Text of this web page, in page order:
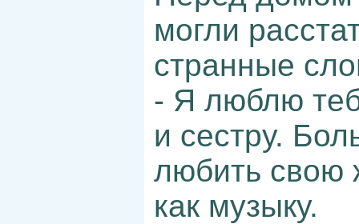
могли
странные
- Я люблю
и сестру.
любить свою
как музыку.